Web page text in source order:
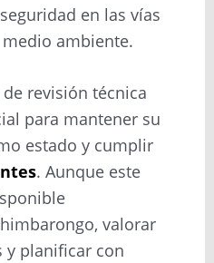
en las vías
ambiente.
revisión técnica
para mantener su
estado y cumplir
. Aunque este
valorar
y planificar con